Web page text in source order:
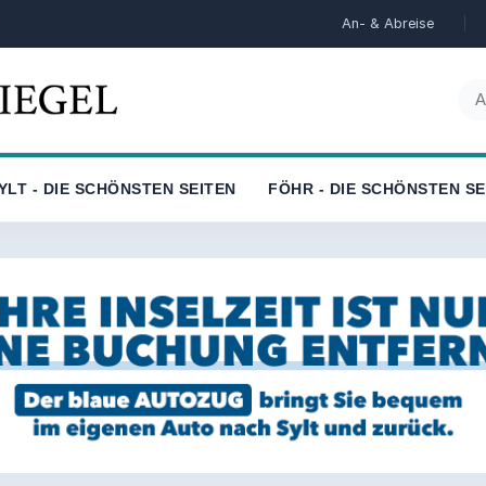
An- & Abreise
- DIE SCHÖNSTEN SEITEN FÖHR - DIE SCHÖNSTEN